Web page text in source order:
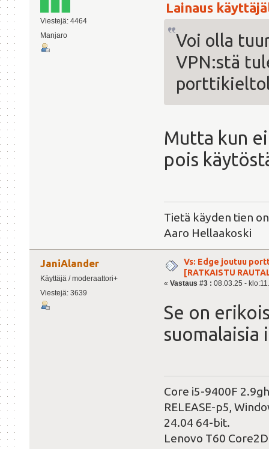
Viestejä: 4464
Manjaro
Lainaus
Voi olla
VPN:stä
Mutta kun
pois
Tietä käyden tien
Aaro Hellaakoski
JaniAlander
Käyttäjä / moderaattori+
Viestejä: 3639
Vs: Edge joutuu
[RATKAISTU
« Vastaus #3 : 08.03.25 -
Se on
suomalaisia
Core i5-9400F
RELEASE-p5,
24.04 64-bit.
Lenovo T60